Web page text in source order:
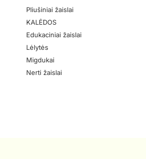
Pliušiniai žaislai
KALĖDOS
Edukaciniai žaislai
Lėlytės
Migdukai
Nerti žaislai